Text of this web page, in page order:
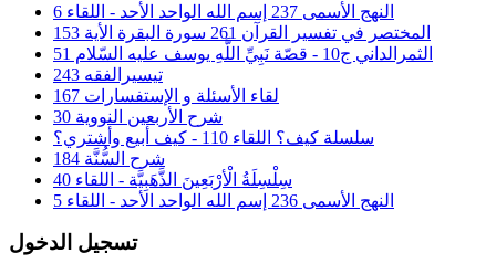
النهج الأسمى 237 إسم الله الواحد الأحد - اللقاء 6
المختصر في تفسير القرآن 261 سورة البقرة الأية 153
الثمرالداني ج10 - قصّة نَبِيِّ اللَّهِ يوسف عليه السّلام 51
تيسيرالفقه 243
لقاء الأسئلة و الإستفسارات 167
شرح الأربعين النووية 30
سلسلة كيف؟ اللقاء 110 - كيف أبيع وأشتري؟
شرح السُّنَّة 184
سِلْسِلَةُ الْأرْبَعِينَ الذَّهَبِيَّة - اللقاء 40
النهج الأسمى 236 إسم الله الواحد الأحد - اللقاء 5
تسجيل الدخول